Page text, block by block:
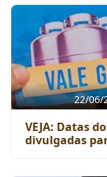
22/06/
VEJA: Datas
divulgadas